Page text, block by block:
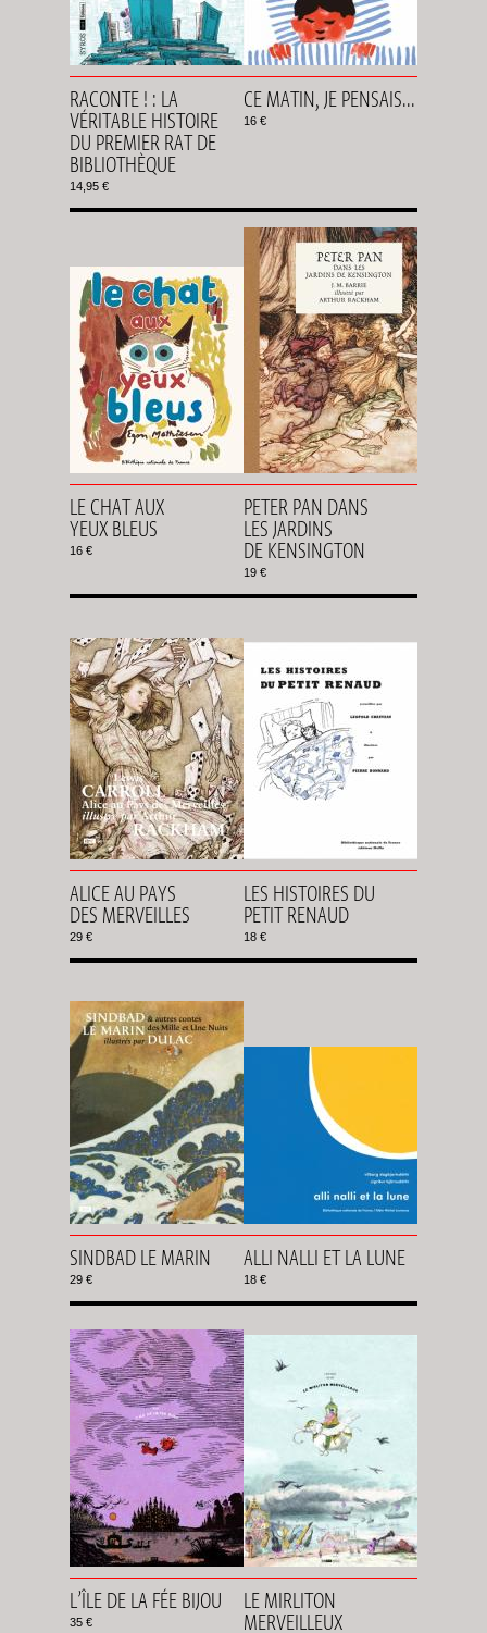
RACONTE ! : LA
VÉRITABLE HISTOIRE
DU PREMIER RAT DE
BIBLIOTHÈQUE
14,95 €
CE MATIN, JE PENSAIS...
16 €
LE CHAT AUX
YEUX BLEUS
16 €
PETER PAN DANS
LES JARDINS
DE KENSINGTON
19 €
ALICE AU PAYS
DES MERVEILLES
29 €
LES HISTOIRES DU
PETIT RENAUD
18 €
SINDBAD LE MARIN
29 €
ALLI NALLI ET LA LUNE
18 €
L’ÎLE DE LA FÉE BIJOU
35 €
LE MIRLITON
MERVEILLEUX